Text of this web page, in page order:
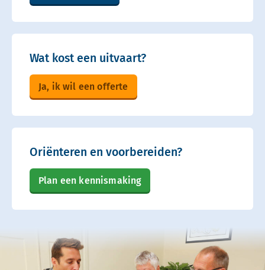
Wat kost een uitvaart?
Ja, ik wil een offerte
Oriënteren en voorbereiden?
Plan een kennismaking